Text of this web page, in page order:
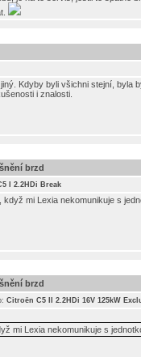
Kdyby byli všichni stejní, byla
i znalosti.
brzd
I 2.2HDi Break
mi Lexia nekomunikuje s
brzd
Citroën C5 II 2.2HDi 16V 125kW
mi Lexia nekomunikuje s